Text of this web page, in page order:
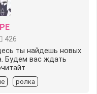
426
ты найдешь новых
Будем вас ждать
ролка